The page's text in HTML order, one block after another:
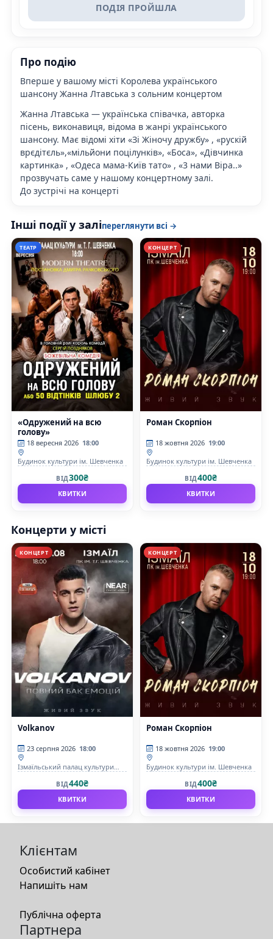
ПОДІЯ ПРОЙШЛА
Про подію
Вперше у вашому місті Королева українського
шансону Жанна Лтавська з сольним концертом
Жанна Лтавська — українська співачка, авторка
пісень, виконавиця, відома в жанрі українського
шансону. Має відомі хіти «Зі Жіночу дружбу» , «рускій
врєдітєль»,«мільйони поцілунків», «Боса», «Дівчинка
картинка» , «Одеса мама-Київ тато» , «3 нами Віра..»
прозвучать саме у нашому концертному залі.
До зустрічі на концерті
Інші події у заліпереглянути всі →
ТЕАТР
«Одружений на всю
голову»
18 вересня 2026 18:00
Будинок культури ім. Шевченка
ВІД300₴
КВИТКИ
КОНЦЕРТ
Роман Скорпіон
18 жовтня 2026 19:00
Будинок культури ім. Шевченка
ВІД400₴
КВИТКИ
Концерти у місті
КОНЦЕРТ
Volkanov
23 серпня 2026 18:00
Ізмаїльський палац культури
ВІД440₴
КВИТКИ
КОНЦЕРТ
Роман Скорпіон
18 жовтня 2026 19:00
Будинок культури ім. Шевченка
ВІД400₴
КВИТКИ
Клієнтам
Особистий кабінет
Напишіть нам
Публічна оферта
Партнера